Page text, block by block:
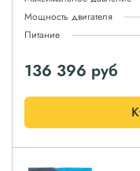
Мощность двигателя
Питание
136 396 руб